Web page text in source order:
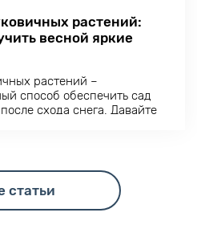
растений:
весной яркие
растений –
способ обеспечить сад
схода снега. Давайте
статьи